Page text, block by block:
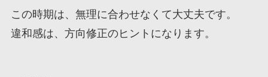
この時期は、無理に合わせなくて大丈夫です。
違和感は、方向修正のヒントになります。